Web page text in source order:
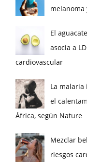
El
asocia a
cardiovascular
La
el
África, según Nature
Mezclar
riesgos